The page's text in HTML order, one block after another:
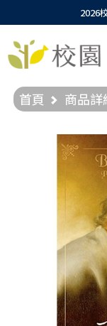
2026
首頁 商品